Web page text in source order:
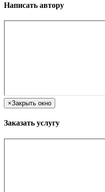
Написать автору
×Закрыть окно
Заказать услугу